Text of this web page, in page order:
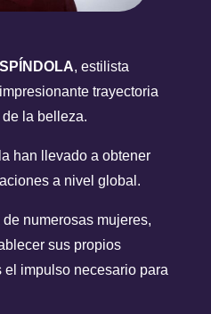
, estilista
trayectoria
la belleza.
han llevado a obtener
a nivel global.
numerosas mujeres,
sus propios
impulso necesario para